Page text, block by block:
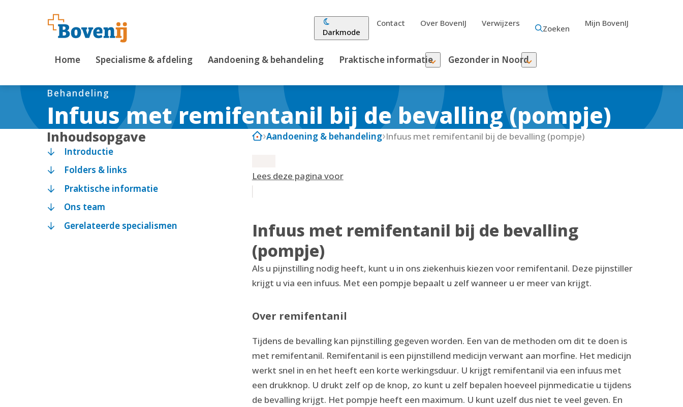
Darkmode
Contact Over BovenIJ Verwijzers
Zoeken
Mijn BovenIJ
Home Specialisme & afdeling Aandoening & behandeling Praktische informatie Gezonder in Noord
Infuus met remifentanil bij de bevalling (pompje)
Behandeling
Inhoudsopgave
Introductie
Folders & links
Praktische informatie
Ons team
Gerelateerde specialismen
Aandoening & behandeling Infuus met remifentanil bij de bevalling (pompje)
Lees deze pagina voor
Infuus met remifentanil bij de bevalling
(pompje)
Als u pijnstilling nodig heeft, kunt u in ons ziekenhuis kiezen voor remifentanil. Deze pijnstiller
krijgt u via een infuus. Met een pompje bepaalt u zelf wanneer u er meer van krijgt.
Over remifentanil
Tijdens de bevalling kan pijnstilling gegeven worden. Een van de methoden om dit te doen is
met remifentanil. Remifentanil is een pijnstillend medicijn verwant aan morfine. Het medicijn
werkt snel in en het heeft een korte werkingsduur. U krijgt remifentanil via een infuus met
een drukknop. U drukt zelf op de knop, zo kunt u zelf bepalen hoeveel pijnmedicatie u tijdens
de bevalling krijgt. Het pompje heeft een maximum. U kunt uzelf dus niet te veel geven. En